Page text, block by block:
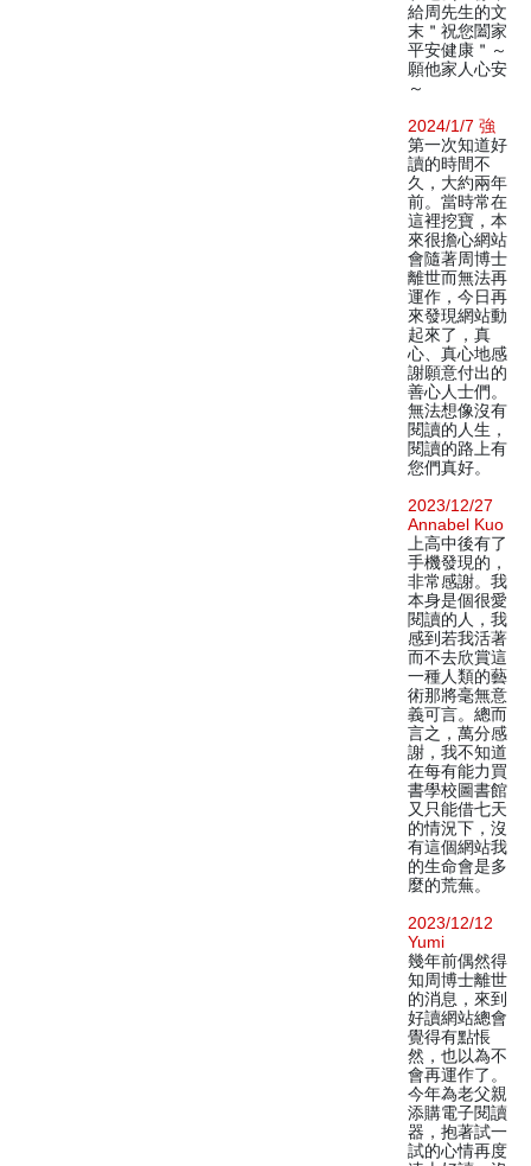
給周先生的文
末＂祝您闔家
平安健康＂～
願他家人心安
～
2024/1/7 強
第一次知道好
讀的時間不
久，大約兩年
前。當時常在
這裡挖寶，本
來很擔心網站
會隨著周博士
離世而無法再
運作，今日再
來發現網站動
起來了，真
心、真心地感
謝願意付出的
善心人士們。
無法想像沒有
閱讀的人生，
閱讀的路上有
您們真好。
2023/12/27
Annabel Kuo
上高中後有了
手機發現的，
非常感謝。我
本身是個很愛
閱讀的人，我
感到若我活著
而不去欣賞這
一種人類的藝
術那將毫無意
義可言。總而
言之，萬分感
謝，我不知道
在每有能力買
書學校圖書館
又只能借七天
的情況下，沒
有這個網站我
的生命會是多
麼的荒蕪。
2023/12/12
Yumi
幾年前偶然得
知周博士離世
的消息，來到
好讀網站總會
覺得有點悵
然，也以為不
會再運作了。
今年為老父親
添購電子閱讀
器，抱著試一
試的心情再度